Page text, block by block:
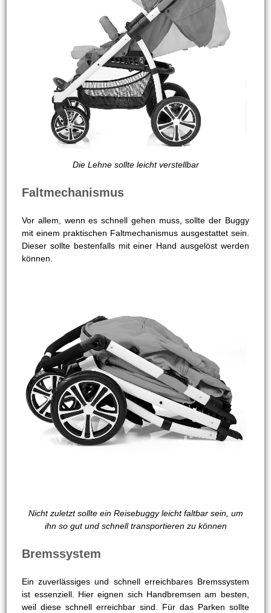
Die Lehne sollte leicht verstellbar
Faltmechanismus
Vor allem, wenn es schnell gehen muss, sollte der Buggy
mit einem praktischen Faltmechanismus ausgestattet sein.
Dieser sollte bestenfalls mit einer Hand ausgelöst werden
können.
Nicht zuletzt sollte ein Reisebuggy leicht faltbar sein, um
ihn so gut und schnell transportieren zu können
Bremssystem
Ein zuverlässiges und schnell erreichbares Bremssystem
ist essenziell. Hier eignen sich Handbremsen am besten,
weil diese schnell erreichbar sind. Für das Parken sollte